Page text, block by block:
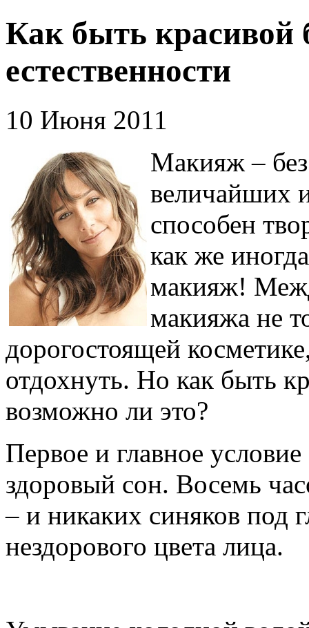
Как быть красивой
естественности
10 Июня 2011
Макияж –
величайших
способен
как же
макияж!
макияжа не
дорогостоящей
отдохнуть. Но как быть
возможно ли это?
Первое и главное
здоровый сон. Восемь
– и никаких синяков под
нездорового цвета лица.